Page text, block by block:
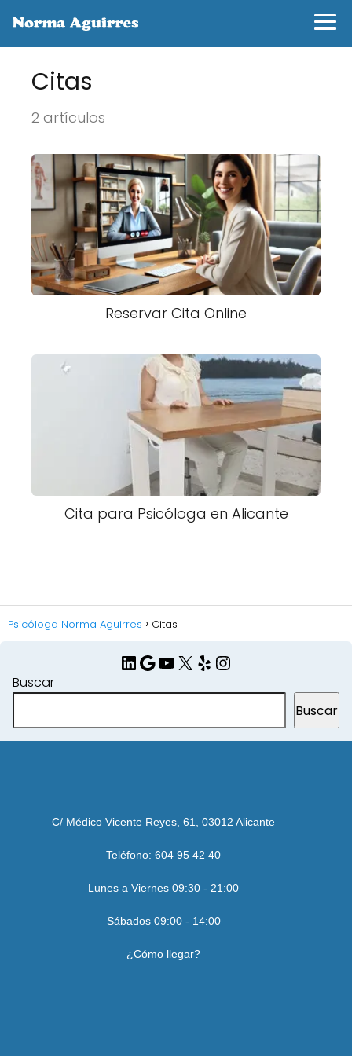
Citas
2 artículos
Reservar Cita Online
Cita para Psicóloga en Alicante
Psicóloga Norma Aguirres Citas
LinkedIn
Google
YouTube
X YelpInstagram
Buscar
Buscar
C/ Médico Vicente Reyes, 61, 03012 Alicante
Teléfono: 604 95 42 40
Lunes a Viernes 09:30 - 21:00
Sábados 09:00 - 14:00
¿Cómo llegar?